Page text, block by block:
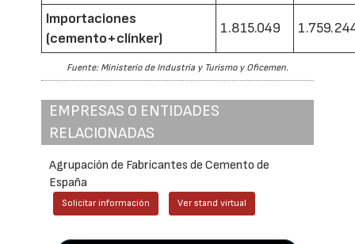
Importaciones
(cemento+clínker)
1.815.049
Fuente: Ministerio de Industria y Turismo y Oficemen.
EMPRESAS O ENTIDADES
RELACIONADAS
Agrupación de Fabricantes de Cemento de
España
Solicitar información Ver stand virtual